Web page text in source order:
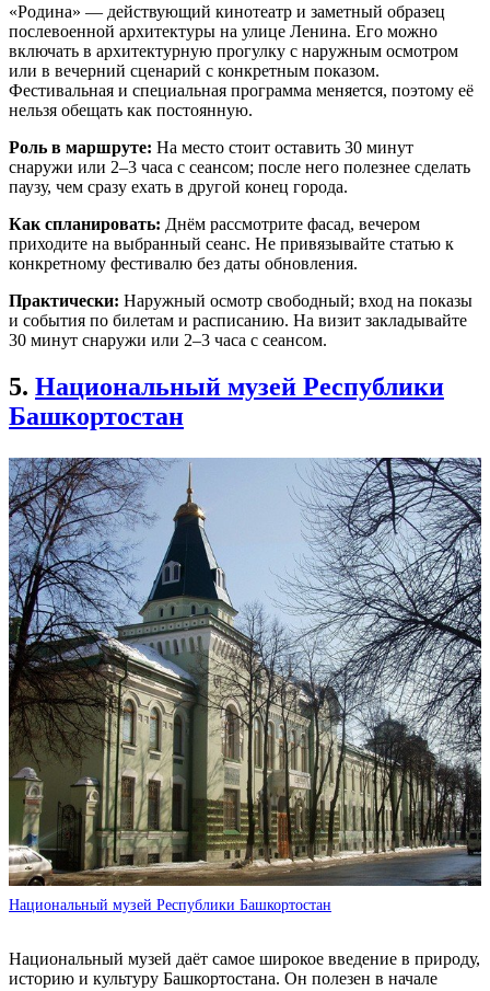
«Родина» — действующий кинотеатр и заметный образец
послевоенной архитектуры на улице Ленина. Его можно
включать в архитектурную прогулку с наружным осмотром
или в вечерний сценарий с конкретным показом.
Фестивальная и специальная программа меняется, поэтому её
нельзя обещать как постоянную.
Роль в маршруте: На место стоит оставить 30 минут
снаружи или 2–3 часа с сеансом; после него полезнее сделать
паузу, чем сразу ехать в другой конец города.
Как спланировать: Днём рассмотрите фасад, вечером
приходите на выбранный сеанс. Не привязывайте статью к
конкретному фестивалю без даты обновления.
Практически: Наружный осмотр свободный; вход на показы
и события по билетам и расписанию. На визит закладывайте
30 минут снаружи или 2–3 часа с сеансом.
5. Национальный музей Республики
Башкортостан
Национальный музей Республики Башкортостан
Национальный музей даёт самое широкое введение в природу,
историю и культуру Башкортостана. Он полезен в начале